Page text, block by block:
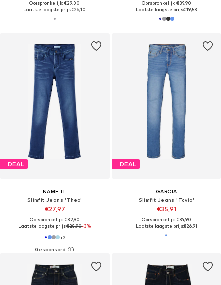
Oorspronkelijk: €29,00
Laatste laagste prijs:€26,10
Oorspronkelijk: €39,90
Laatste laagste prijs:€19,53
DEAL
NAME IT
Slimfit Jeans 'Theo'
€27,97
Oorspronkelijk: €32,90
Laatste laagste prijs:€28,90-3%
+2
DEAL
GARCIA
Slimfit Jeans 'Tavio'
€35,91
Oorspronkelijk: €39,90
Laatste laagste prijs:€26,91